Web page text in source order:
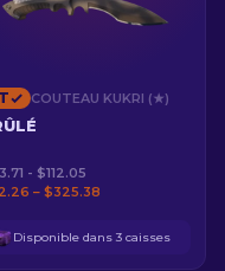
COUTEAU KUKRI (★)
- $112.05
– $325.38
Disponible dans 3 caisses